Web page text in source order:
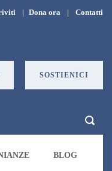
| Dona ora | Contatti
SOSTIENICI
BLOG